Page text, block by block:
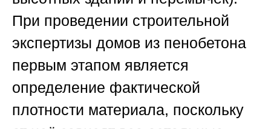
При проведении строительной
экспертизы домов из пенобетона
первым этапом является
определение фактической
плотности материала, поскольку